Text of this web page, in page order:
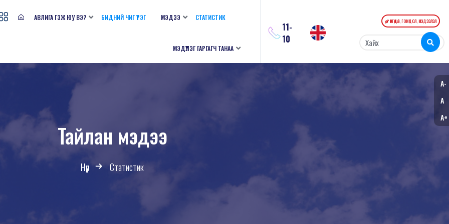
АВЛИГА ГЭЖ ЮУ ВЭ? БИДНИЙ ЧИГ ҮҮРЭГ МЭДЭЭ СТАТИСТИК
МЭДҮҮЛЭГ ГАРГАГЧ ТАНАА
11-
10
ӨРГӨДӨЛ, ГОМДОЛ, МЭДЭЭЛЭЛ
Тайлан мэдээ
Нүүр Статистик
A-
A
A+